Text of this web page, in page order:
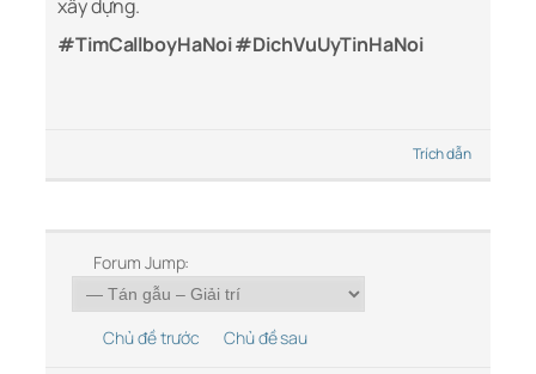
xây dựng.
#TimCallboyHaNoi #DichVuUyTinHaNoi
Trích dẫn
Forum Jump:
Chủ đề trước Chủ đề sau